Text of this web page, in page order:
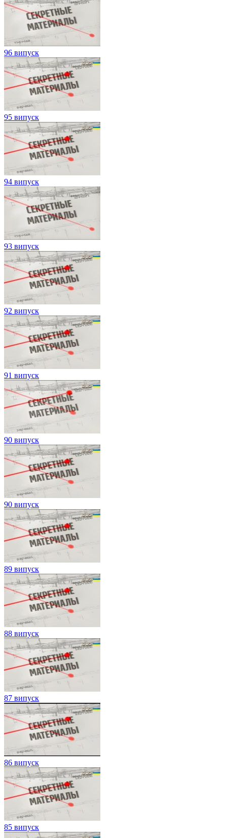
96 випуск
95 випуск
94 випуск
93 випуск
92 випуск
91 випуск
90 випуск
90 випуск
89 випуск
88 випуск
87 випуск
86 випуск
85 випуск